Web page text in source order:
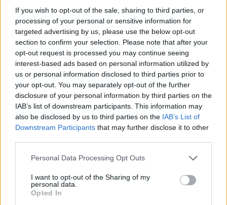
If you wish to opt-out of the sale, sharing to third parties, or
processing of your personal or sensitive information for
targeted advertising by us, please use the below opt-out
section to confirm your selection. Please note that after your
opt-out request is processed you may continue seeing
interest-based ads based on personal information utilized by
us or personal information disclosed to third parties prior to
your opt-out. You may separately opt-out of the further
disclosure of your personal information by third parties on the
IAB’s list of downstream participants. This information may
also be disclosed by us to third parties on the IAB’s List of
Downstream Participants that may further disclose it to other
Personal Data Processing Opt Outs
I want to opt-out of the Sharing of my
personal data.
Opted In
értékesítésére. A befektető több mint 1 milliárd
dollárt keresett a Facebooknak köszönhetően, ami
hatalmas hozamot jelent, hiszen először
mindössze félmillió dollárral szállt be a cégbe.
A múlt héten először adhattak el a bennfentesek Facebook-
részvényeket azóta, hogy megtörtént az elsődleges
részvénykibocsátás. A társaság egyik korai befektetője,
Peter Thiel élt is a lehetőséggel és csaknem összes
részvényétől megvált - derül ki az amerikai felügyeletnek
benyújtott dokumentumokból. A befektető még 2004-ben
KEDVES OLVASÓNK!
A keresett cikk a portfolio.hu hírarchívumához